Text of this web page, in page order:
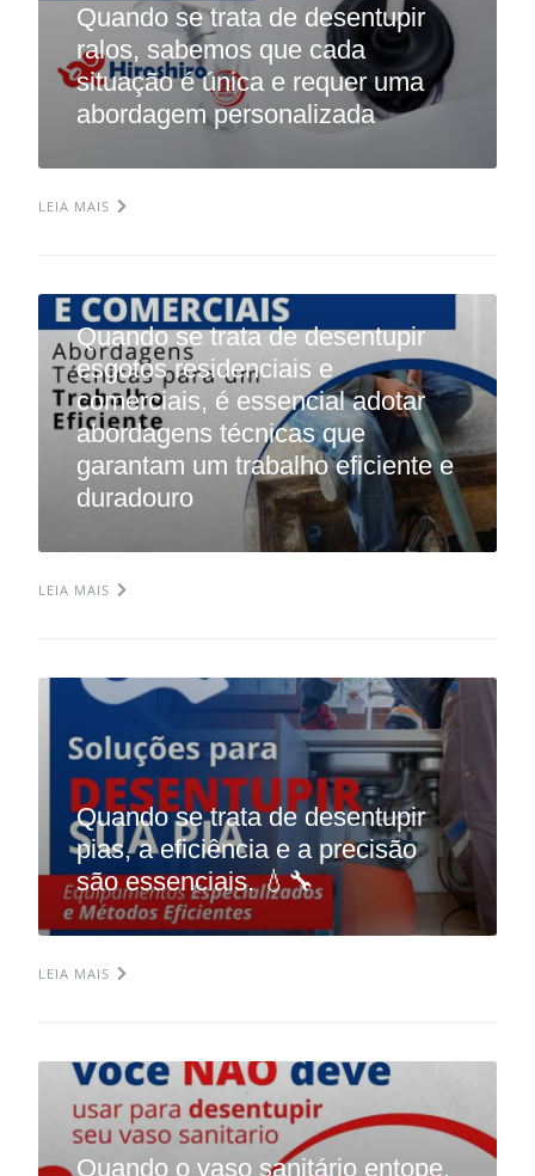
Quando se trata de desentupir
ralos, sabemos que cada
situação é única e requer uma
abordagem personalizada
LEIA MAIS
Quando se trata de desentupir
esgotos residenciais e
comerciais, é essencial adotar
abordagens técnicas que
garantam um trabalho eficiente e
duradouro
LEIA MAIS
Quando se trata de desentupir
pias, a eficiência e a precisão
são essenciais. 💧🔧
LEIA MAIS
Quando o vaso sanitário entope,